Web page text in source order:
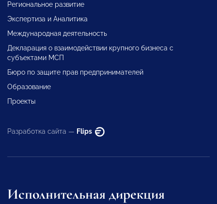
Региональное развитие
Экспертиза и Аналитика
Международная деятельность
Декларация о взаимодействии крупного бизнеса с
субъектами МСП
Бюро по защите прав предпринимателей
Образование
Проекты
Разработка сайта — Flips
Исполнительная дирекция